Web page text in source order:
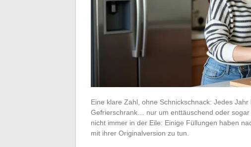
Eine klare Zahl, ohne Schnickschnack: Jedes
Gefrierschrank… nur um enttäuschend oder
nicht immer in der Eile: Einige Füllungen haben
mit ihrer Originalversion zu tun.